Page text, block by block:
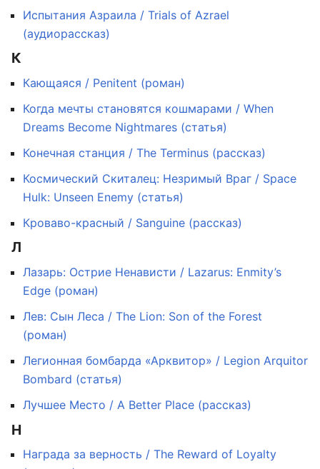
Испытания Азраила / Trials of Azrael
(аудиорассказ)
К
Кающаяся / Penitent (роман)
Когда мечты становятся кошмарами / When
Dreams Become Nightmares (статья)
Конечная станция / The Terminus (рассказ)
Космический Скиталец: Незримый Враг / Space
Hulk: Unseen Enemy (статья)
Кроваво-красный / Sanguine (рассказ)
Л
Лазарь: Острие Ненависти / Lazarus: Enmity’s
Edge (роман)
Лев: Сын Леса / The Lion: Son of the Forest
(роман)
Легионная бомбарда «Арквитор» / Legion Arquitor
Bombard (статья)
Лучшее Место / A Better Place (рассказ)
Н
Награда за верность / The Reward of Loyalty